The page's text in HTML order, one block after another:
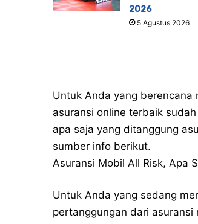
2026
5 Agustus 2026
Untuk Anda yang berencana
asuransi online terbaik
apa saja yang ditanggung
sumber info berikut.
Asuransi Mobil All Risk, Apa
Untuk Anda yang sedang
pertanggungan dari asuransi